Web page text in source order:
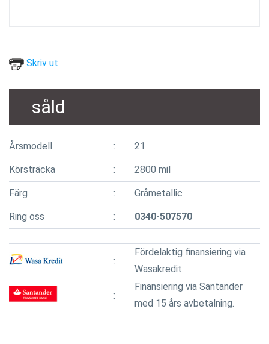
Skriv ut
såld
Årsmodell 21
Körsträcka 2800 mil
Färg Gråmetallic
Ring oss 0340-507570
Fördelaktig finansiering via
Wasakredit.
Finansiering via Santander
med 15 års avbetalning.